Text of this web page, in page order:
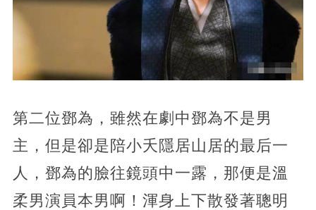
第二位鄧為，雖然在劇中鄧為不是男
主，但是卻是陪小夭隱居山居的最后一
人，鄧為的臉往鏡頭中一露，那便是溫
柔男演員本男啊！渾身上下散發著聰明